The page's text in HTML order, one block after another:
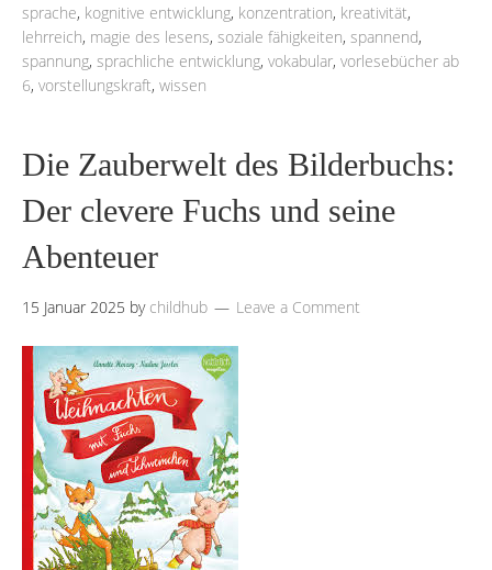
sprache, kognitive entwicklung, konzentration, kreativität,
lehrreich, magie des lesens, soziale fähigkeiten, spannend,
spannung, sprachliche entwicklung, vokabular, vorlesebücher ab
6, vorstellungskraft, wissen
Die Zauberwelt des Bilderbuchs:
Der clevere Fuchs und seine
Abenteuer
15 Januar 2025 by childhub Leave a Comment